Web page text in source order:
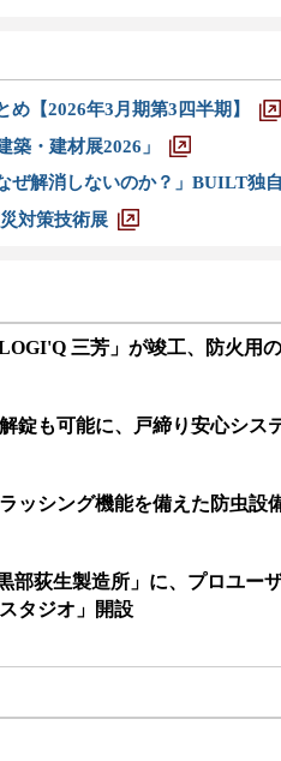
め【2026年3月期第3四半期】
築・建材展2026」
ぜ解消しないのか？」BUILT独
対策技術展
三芳」が竣工、防火用
錠も可能に、戸締り安心シス
ッシング機能を備えた防虫設
部荻生製造所」に、プロユー
タジオ」開設